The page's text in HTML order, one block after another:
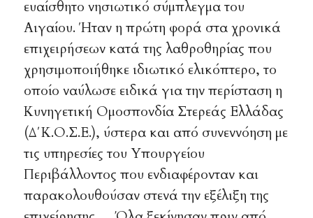
ευαίσθητο νησιωτικό σύμπλεγμα του
Αιγαίου. Ήταν η πρώτη φορά στα χρονικά
επιχειρήσεων κατά της λαθροθηρίας που
χρησιμοποιήθηκε ιδιωτικό ελικόπτερο, το
οποίο ναύλωσε ειδικά για την περίσταση η
Κυνηγετική Ομοσπονδία Στερεάς Ελλάδας
(Δ΄Κ.Ο.Σ.Ε.), ύστερα και από συνεννόηση με
τις υπηρεσίες του Υπουργείου
Περιβάλλοντος που ενδιαφέρονταν και
παρακολουθούσαν στενά την εξέλιξη της